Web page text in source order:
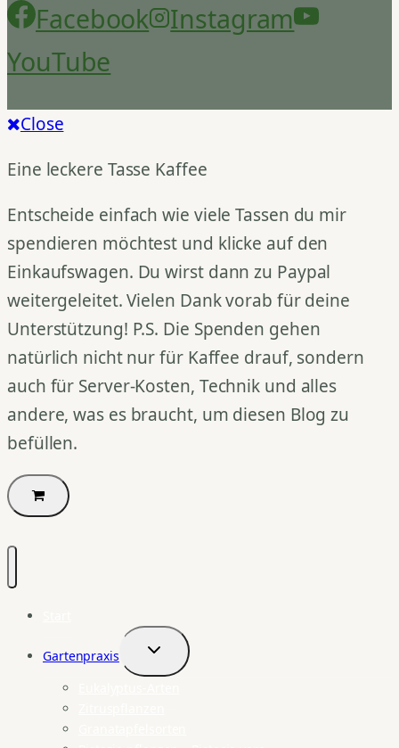
Facebook
Instagram
YouTube
Close
Eine leckere Tasse Kaffee
Entscheide einfach wie viele Tassen du mir
spendieren möchtest und klicke auf den
Einkaufswagen. Du wirst dann zu Paypal
weitergeleitet. Vielen Dank vorab für deine
Unterstützung! P.S. Die Spenden gehen
natürlich nicht nur für Kaffee drauf, sondern
auch für Server-Kosten, Technik und alles
andere, was es braucht, um diesen Blog zu
befüllen.
Gartenpraxis
Untermenü
umschalten